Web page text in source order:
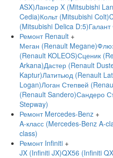
ASX)Лансер X (Mitsubishi
Cedia)Кольт (Mitsubishi Colt)
(Mitsubishi Delica D:5)
Ремонт Renault +
Меган (Renault Megane)
(Renault KOLEOS)Сценик
Arkana)Дастер (Renault
Kaptur)Латитьюд (Renault
Logan)Логан Степвей
(Renault Sandero)Сандеро
Stepway)
Ремонт Mercedes-Benz +
A-класс (Mercedes-Benz A-
class)
Ремонт Infiniti +
JX (Infiniti JX)QX56 (Infiniti